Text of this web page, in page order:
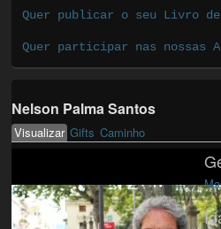
Quer publicar o seu Livro de
Quer participar nas nossas
Nelson Palma Santos
Primary tabs
Visualizar(active tab)
Gifts Caminho